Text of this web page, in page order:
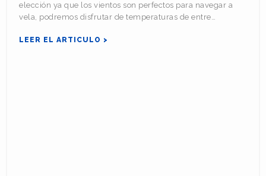
elección ya que los vientos son perfectos para navegar a
vela, podremos disfrutar de temperaturas de entre…
LEER EL ARTICULO >